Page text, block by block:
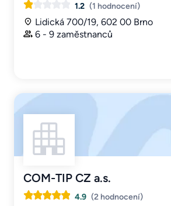
1.2 (1 hodnocení)
Lidická 700/19, 602 00 Brno
6 - 9 zaměstnanců
COM-TIP CZ a.s.
4.9 (2 hodnocení)